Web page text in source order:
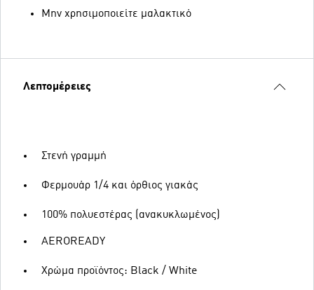
Μην χρησιμοποιείτε μαλακτικό
Λεπτομέρειες
Στενή γραμμή
Φερμουάρ 1/4 και όρθιος γιακάς
100% πολυεστέρας (ανακυκλωμένος)
AEROREADY
Χρώμα προϊόντος: Black / White